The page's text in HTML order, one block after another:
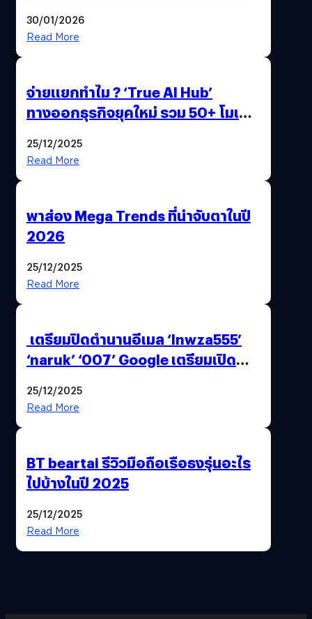
30/01/2026
Read More
จ่ายแยกทำไม ? ‘True AI Hub’
ทางออกธุรกิจยุคใหม่ รวม 50+ โมเดล
25/12/2025
Read More
พาส่อง Mega Trends ที่น่าจับตาในปี
2026
25/12/2025
Read More
เตรียมปิดตำนานอีเมล ‘lnwza555’
‘naruk’ ‘007’ Google เตรียมเปิด
25/12/2025
Read More
BT beartai รีวิวมือถือเรือธงรุ่นอะไร
ไปบ้างในปี 2025
25/12/2025
Read More